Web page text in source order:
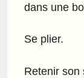
dans une
Se plier.
Retenir son